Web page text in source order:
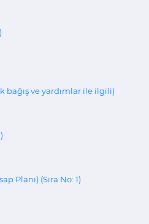
bağış ve yardımlar ile ilgili)
Planı) (Sıra No: 1)